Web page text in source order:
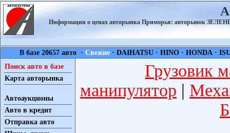
Информация о ценах авторынка Приморья: авторынок
В базе 20657 авто ·Свежие ·DAIHATSU ·HINO ·HONDA ·
Поиск авто в базе
Карта авторынка
Автоаукционы
Авто в кредит
Отправка авто
Грузовик
манипулятор |